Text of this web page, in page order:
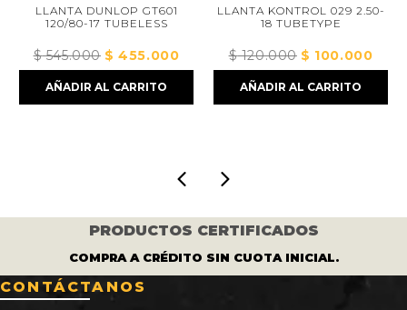
LLANTA DUNLOP GT601
120/80-17 TUBELESS
545.000El
precio
original
$ 455.000El
precio
AÑADIR AL CARRITO
LLANTA KONTROL 029 2.50-
18 TUBETYPE
120.000El
precio
original
$ 100.000El
precio
AÑADIR AL CARRITO
PRODUCTOS CERTIFICADOS
COMPRA A CRÉDITO SIN CUOTA INICIAL.
CONTÁCTANOS